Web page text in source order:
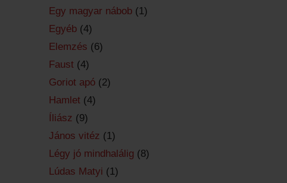
Egy magyar nábob (1)
Egyéb (4)
Elemzés (6)
Faust (4)
Goriot apó (2)
Hamlet (4)
Íliász (9)
János vitéz (1)
Légy jó mindhalálig (8)
Lúdas Matyi (1)